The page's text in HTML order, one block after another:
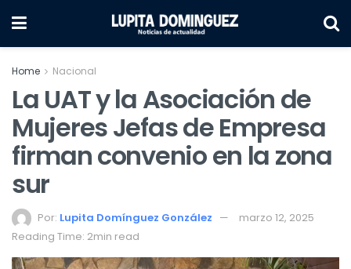
Home Nacional
La UAT y la Asociación de
Mujeres Jefas de Empresa
firman convenio en la zona
sur
Por: Lupita Domínguez González
marzo 12, 2025
Reading Time: 2min read